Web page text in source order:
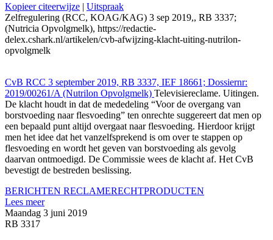
Kopieer citeerwijze | Uitspraak
Zelfregulering (RCC, KOAG/KAG) 3 sep 2019,, RB 3337;
(Nutricia Opvolgmelk), https://redactie-
delex.cshark.nl/artikelen/cvb-afwijzing-klacht-uiting-nutrilon-
opvolgmelk
CvB RCC 3 september 2019, RB 3337, IEF 18661; Dossiernr:
2019/00261/A (Nutrilon Opvolgmelk) Televisiereclame. Uitingen.
De klacht houdt in dat de mededeling “Voor de overgang van
borstvoeding naar flesvoeding” ten onrechte suggereert dat men op
een bepaald punt altijd overgaat naar flesvoeding. Hierdoor krijgt
men het idee dat het vanzelfsprekend is om over te stappen op
flesvoeding en wordt het geven van borstvoeding als gevolg
daarvan ontmoedigd. De Commissie wees de klacht af. Het CvB
bevestigt de bestreden beslissing.
BERICHTEN RECLAMERECHTPRODUCTEN
Lees meer
Maandag 3 juni 2019
RB 3317